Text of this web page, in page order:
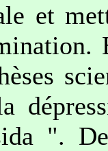
et
".